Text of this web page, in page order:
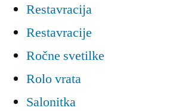
Restavracija
Restavracije
Ročne svetilke
Rolo vrata
Salonitka